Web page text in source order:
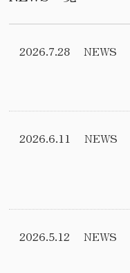
2026.7.28 NEWS
2026.6.11 NEWS
2026.5.12 NEWS